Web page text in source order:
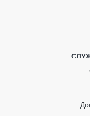
Муфта водосточной
Тройник